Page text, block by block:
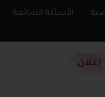
الأسئلة الشائعة